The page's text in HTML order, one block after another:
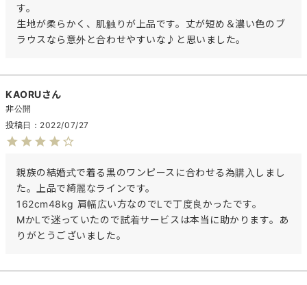
す。
生地が柔らかく、肌触りが上品です。丈が短め＆濃い色のブ
ラウスなら意外と合わせやすいな♪と思いました。
KAORU
非公開
投稿日
2022/07/27
親族の結婚式で着る黒のワンピースに合わせる為購入しまし
た。上品で綺麗なラインです。
162cm48kg 肩幅広い方なのでLで丁度良かったです。
MかLで迷っていたので試着サービスは本当に助かります。あ
りがとうございました。